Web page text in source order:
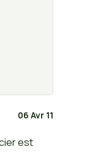
06 Avr 11
est